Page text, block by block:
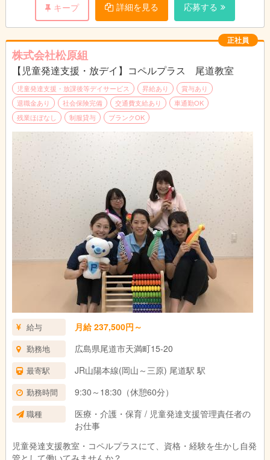
キープ 詳細を見る 応募する
正社員
株式会社松原組
【児童発達支援・放デイ】コペルプラス 尾道教室
児童発達支援・放課後等デイサービス 昇給あり
賞与あり
退職金あり
社会保険完備 交通費支給あり
車通勤OK
残業ほぼなし
制服貸与 ブランクOK
給与 月給 237,500円～
勤務地 広島県尾道市天満町15-20
最寄駅 JR山陽本線(岡山～三原) 尾道駅 駅
勤務時間 9:30～18:30（休憩60分）
職種
医療・介護・保育 / 児童発達支援管理責任者の
お仕事
児童発達支援教室・コペルプラスにて、資格・経験を生かし自発
管として働いてみませんか？